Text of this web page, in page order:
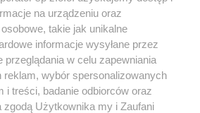
na urządzeniu oraz
takie jak unikalne
informacje wysyłane przez
przeglądania w celu zapewniania
reklam, wybór spersonalizowanych
i treści, badanie odbiorców oraz
zgodą Użytkownika my i Zaufani